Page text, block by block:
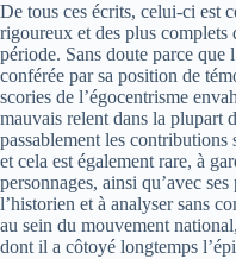
De tous ces écrits, celui-ci est
rigoureux et des plus complets
période. Sans doute parce que
conférée par sa position de
scories de l’égocentrisme
mauvais relent dans la plupart
passablement les contributions
et cela est également rare, à
personnages, ainsi qu’avec
l’historien et à analyser sans
au sein du mouvement
dont il a côtoyé longtemps